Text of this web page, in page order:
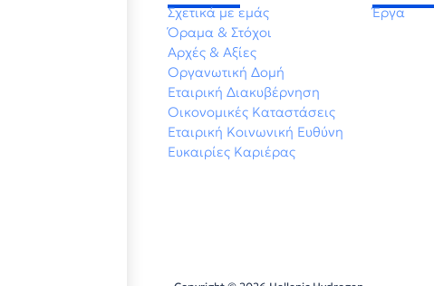
Σχετικά με εμάς
Όραμα & Στόχοι
Αρχές & Αξίες
Οργανωτική Δομή
Εταιρική Διακυβέρνηση
Οικονομικές Καταστάσεις
Εταιρική Κοινωνική Ευθύνη
Ευκαιρίες Καριέρας
Έργα